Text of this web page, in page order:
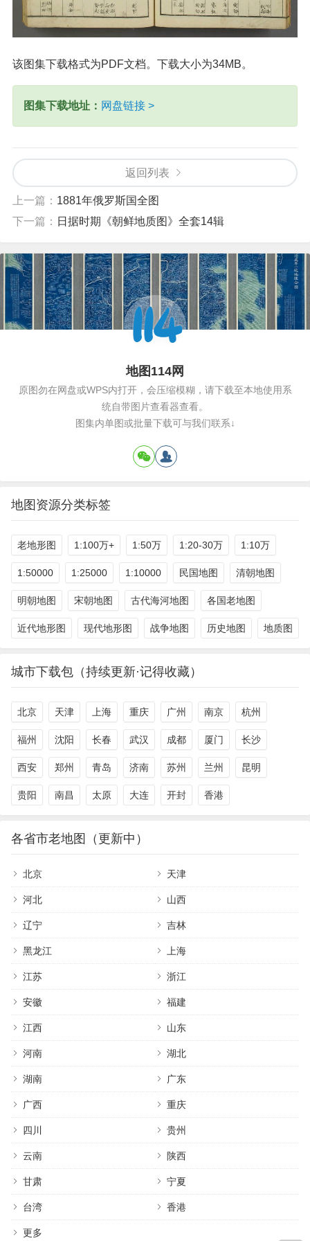
该图集下载格式为PDF文档。下载大小为34MB。
图集下载地址： 网盘链接 >
返回列表
上一篇： 1881年俄罗斯国全图
下一篇： 日据时期《朝鲜地质图》全套14辑
地图114网
原图勿在网盘或WPS内打开，会压缩模糊，请下载至本地使用系
统自带图片查看器查看。
图集内单图或批量下载可与我们联系↓
地图资源分类标签
老地形图 1:100万+ 1:50万 1:20-30万 1:10万
1:50000 1:25000 1:10000 民国地图 清朝地图
明朝地图 宋朝地图 古代海河地图 各国老地图
近代地形图 现代地形图 战争地图 历史地图 地质图
城市下载包（持续更新·记得收藏）
北京 天津 上海 重庆 广州 南京 杭州
福州 沈阳 长春 武汉 成都 厦门 长沙
西安 郑州 青岛 济南 苏州 兰州 昆明
贵阳 南昌 太原 大连 开封 香港
各省市老地图（更新中）
北京 天津
河北 山西
辽宁 吉林
黑龙江 上海
江苏 浙江
安徽 福建
江西 山东
河南 湖北
湖南 广东
广西 重庆
四川 贵州
云南 陕西
甘肃 宁夏
台湾 香港
更多